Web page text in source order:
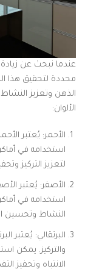
عندما نبحث عن زيادة
محددة لتحقيق هذا
الذهن وتعزيز
الألوان:
الأحمر: يُعتبر
استخدامه في
لتعزيز التركيز
الأصفر: يُعتبر
استخدامه في
النشاط وتحسين
البرتقالي: يُعتبر
والتركيز. يمكن
الانتباه وتحفيز